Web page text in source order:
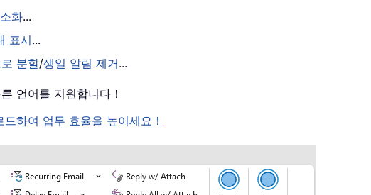
화...
표시...
분할/생일 알림 제거...
언어를 지원합니다！
하여 업무 효율을 높이세요！